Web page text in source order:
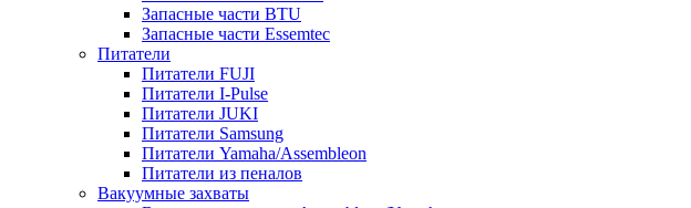
Запасные части BTU
Запасные части Essemtec
Питатели
Питатели FUJI
Питатели I-Pulse
Питатели JUKI
Питатели Samsung
Питатели Yamaha/Assembleon
Питатели из пеналов
Вакуумные захваты